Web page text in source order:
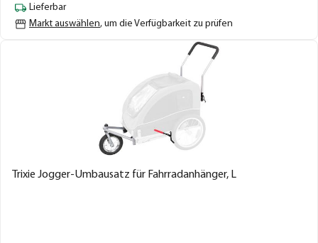
Lieferbar
Markt auswählen, um die Verfügbarkeit zu prüfen
Trixie Jogger-Umbausatz für Fahrradanhänger, L